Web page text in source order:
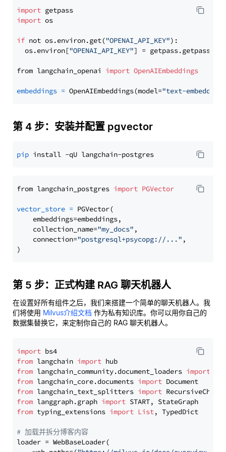
import
import os
if not os.environ.get("OPENAI_API_KEY"):
  os.environ[
"OPENAI_API_KEY"] = getpass.getpass(
from langchain_openai import OpenAIEmbeddings
embeddings = OpenAIEmbeddings(model="text-
第 4 步：安装并配置 pgvector
pip
from langchain_postgres import PGVector
vector_store = PGVector(
    embeddings=embeddings,
    collection_name=
"my_docs" ,
    connection=
"postgresql+psycopg://..." ,
第 5 步：正式构建 RAG 聊天机器人
在设置好所有组件之后，我们来搭建一个简单的聊天机器人。我
们将使用 Milvus介绍文档 作为私有知识库。你可以用你自己的
数据集替换它，来定制你自己的 RAG 聊天机器人。
import
from langchain import
from langchain_community.document_loaders import
from langchain_core.documents import
from langchain_text_splitters import
from langgraph.graph import
from typing_extensions import List, TypedDict
# 加载并拆分博客内容
loader = WebBaseLoader(